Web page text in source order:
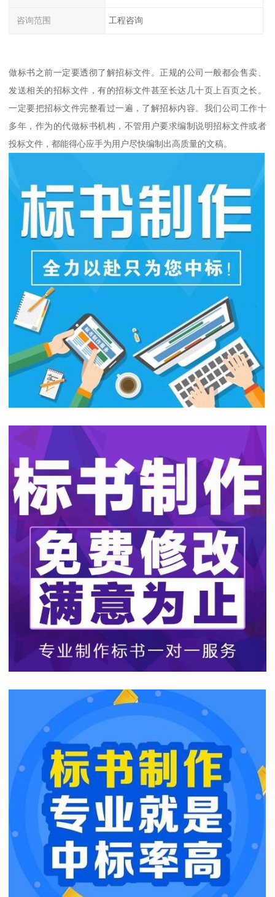
咨询范围 工程咨询
做标书之前一定要透彻了解招标文件。正规的公司一般都会售卖、
发送相关的招标文件，有的招标文件甚至长达几十页上百页之长。
一定要把招标文件完整看过一遍，了解招标内容。我们公司工作十
多年，作为的代做标书机构，不管用户要求编制说明招标文件或者
投标文件，都能得心应手为用户尽快编制出高质量的文稿。